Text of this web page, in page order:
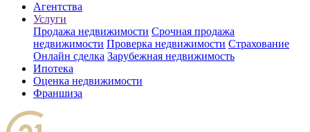
Агентства
Услуги
Продажа недвижимости Срочная продажа
недвижимости Проверка недвижимости Страхование
Онлайн сделка Зарубежная недвижимость
Ипотека
Оценка недвижимости
Франшиза